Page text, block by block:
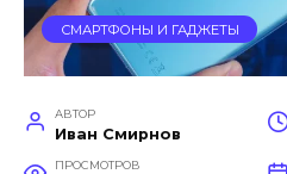
СМАРТФОНЫ И ГАДЖЕТЫ
АВТОР
Иван Смирнов
ПРОСМОТРОВ